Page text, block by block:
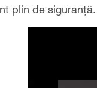
plin de siguranță.